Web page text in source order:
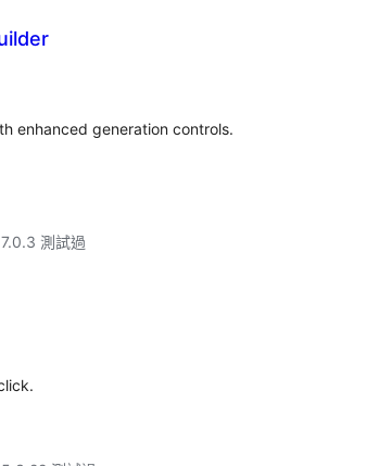
enhanced generation controls.
測試過